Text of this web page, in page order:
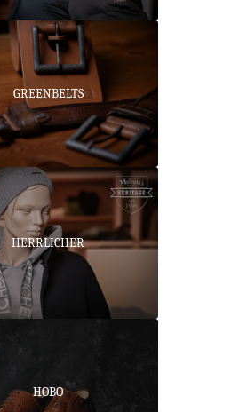
GREENBELTS
HERRLICHER
HOBO